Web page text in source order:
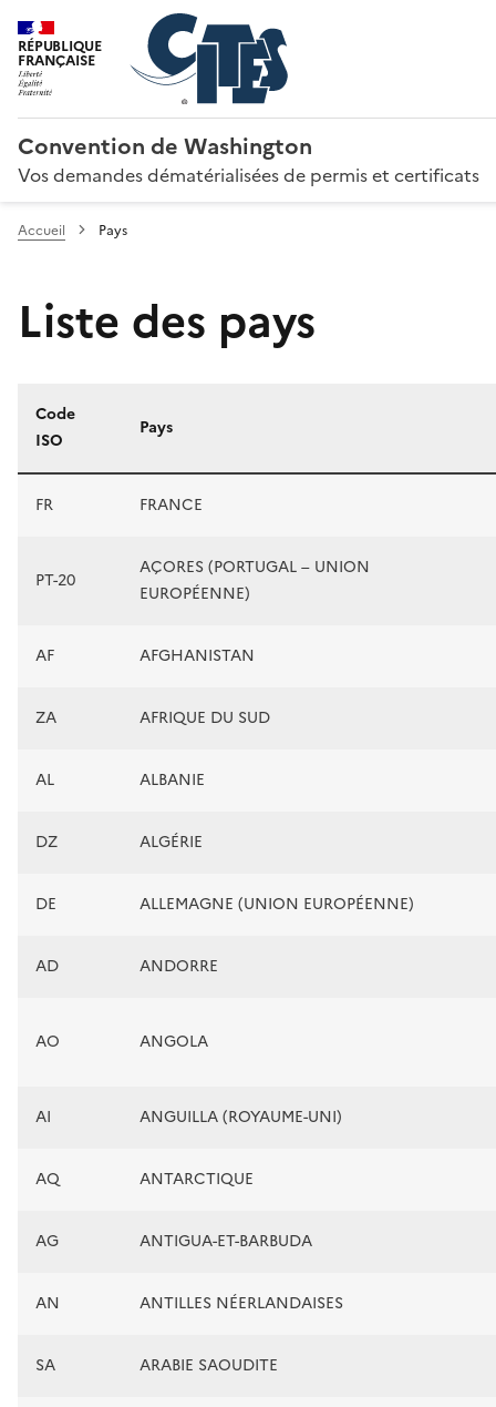
RÉPUBLIQUE
FRANÇAISE
Convention de Washington
Vos demandes dématérialisées de permis et certificats
Accueil Pays
Liste des pays
Liste des pays
Code
ISO
Pays
FR FRANCE
PT-20
AÇORES (PORTUGAL – UNION
EUROPÉENNE)
AF AFGHANISTAN
ZA AFRIQUE DU SUD
AL ALBANIE
DZ ALGÉRIE
DE ALLEMAGNE (UNION EUROPÉENNE)
AD ANDORRE
AO ANGOLA
AI ANGUILLA (ROYAUME-UNI)
AQ ANTARCTIQUE
AG ANTIGUA-ET-BARBUDA
AN ANTILLES NÉERLANDAISES
SA ARABIE SAOUDITE